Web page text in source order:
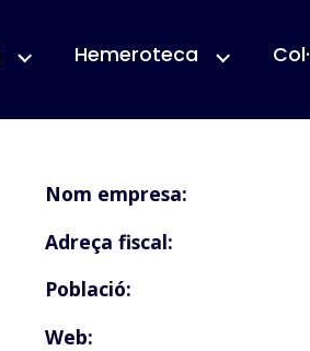
Hemeroteca
Nom empresa:
Adreça fiscal:
Població:
Web: